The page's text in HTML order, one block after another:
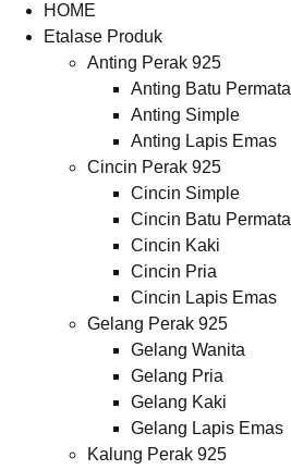
HOME
Etalase Produk
Anting Perak 925
Anting Batu Permata
Anting Simple
Anting Lapis Emas
Cincin Perak 925
Cincin Simple
Cincin Batu Permata
Cincin Kaki
Cincin Pria
Cincin Lapis Emas
Gelang Perak 925
Gelang Wanita
Gelang Pria
Gelang Kaki
Gelang Lapis Emas
Kalung Perak 925